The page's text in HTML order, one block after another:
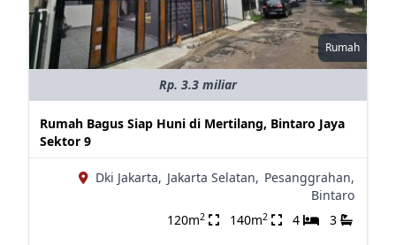
Rumah
Rp. 3.3 miliar
Rumah Bagus Siap Huni di Mertilang, Bintaro Jaya
Sektor 9
Dki Jakarta, Jakarta Selatan, Pesanggrahan,
Bintaro
120m2 140m2 4 3